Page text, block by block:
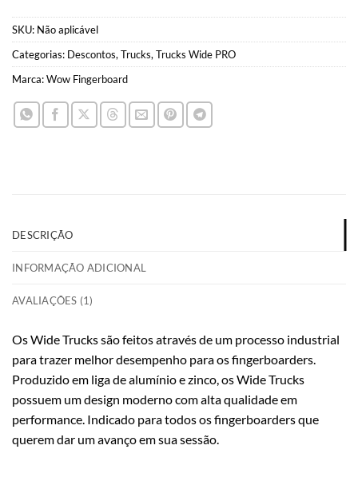
SKU: Não aplicável
Categorias: Descontos, Trucks, Trucks Wide PRO
Marca:Wow Fingerboard
DESCRIÇÃO
INFORMAÇÃO ADICIONAL
AVALIAÇÕES (1)
Os Wide Trucks são feitos através de um processo industrial
para trazer melhor desempenho para os fingerboarders.
Produzido em liga de alumínio e zinco, os Wide Trucks
possuem um design moderno com alta qualidade em
performance. Indicado para todos os fingerboarders que
querem dar um avanço em sua sessão.